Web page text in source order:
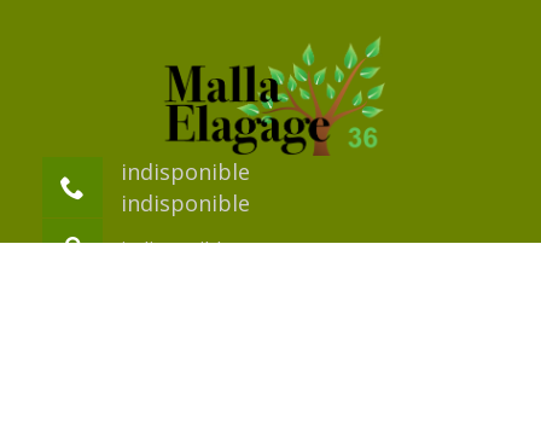
indisponible
indisponible
indisponible